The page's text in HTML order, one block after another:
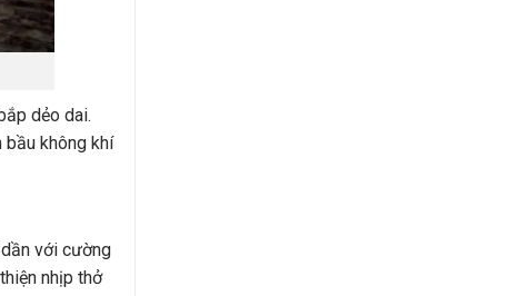
dẻo dai.
không khí
với cường
nhịp thở